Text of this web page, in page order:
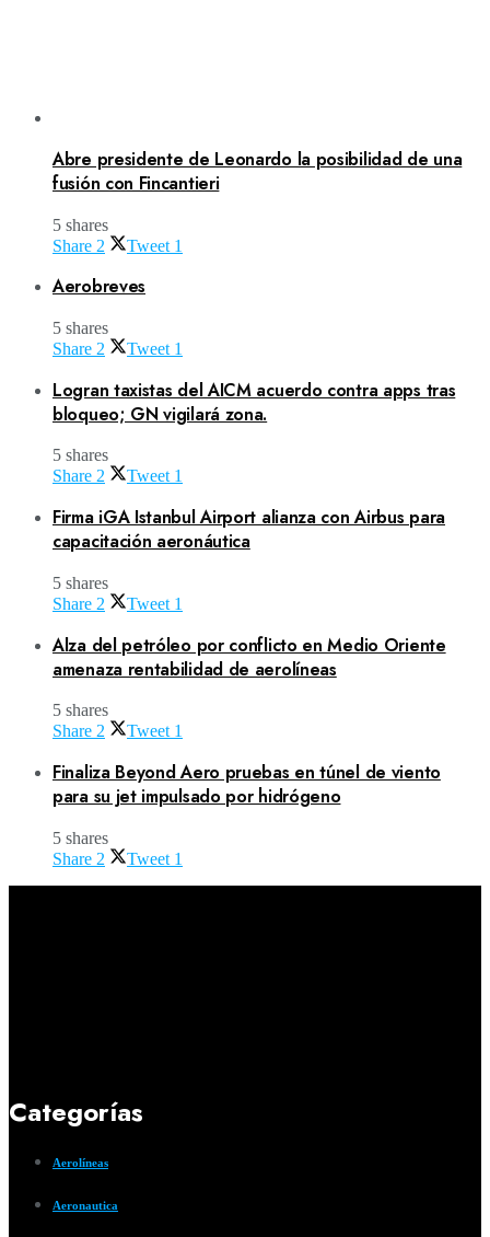
Abre presidente de Leonardo la posibilidad de una
fusión con Fincantieri
5 shares
Share 2 Tweet 1
Aerobreves
5 shares
Share 2 Tweet 1
Logran taxistas del AICM acuerdo contra apps tras
bloqueo; GN vigilará zona.
5 shares
Share 2 Tweet 1
Firma iGA Istanbul Airport alianza con Airbus para
capacitación aeronáutica
5 shares
Share 2 Tweet 1
Alza del petróleo por conflicto en Medio Oriente
amenaza rentabilidad de aerolíneas
5 shares
Share 2 Tweet 1
Finaliza Beyond Aero pruebas en túnel de viento
para su jet impulsado por hidrógeno
5 shares
Share 2 Tweet 1
Categorías
Aerolíneas
Aeronautica